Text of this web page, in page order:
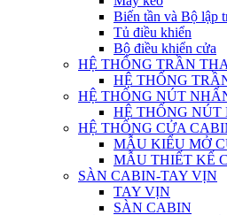
Biến tần và Bộ lập
Tủ điều khiển
Bộ điều khiển cửa
HỆ THỐNG TRẦN
HỆ THỐNG
HỆ THỐNG NÚT
HỆ THỐNG
HỆ THỐNG CỬA
MẪU KIỂU MỞ
MẪU THIẾT KẾ
SÀN CABIN-TAY VỊN
TAY VỊN
SÀN CABIN